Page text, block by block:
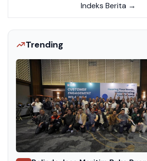
Indeks Berita →
Trending